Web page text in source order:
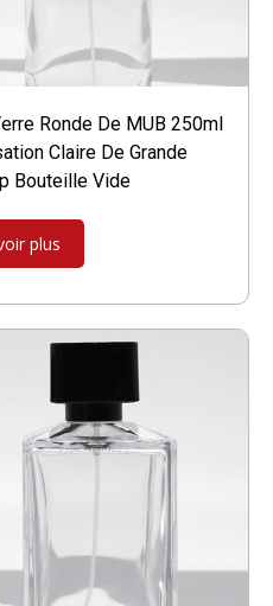
Ronde De MUB 250ml
Claire De Grande
Bouteille Vide
plus